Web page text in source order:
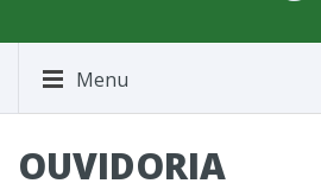
Menu
OUVIDORIA